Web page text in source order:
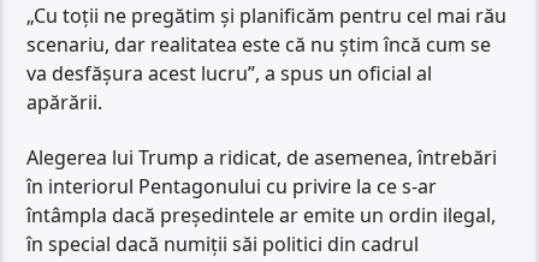
„Cu toții ne pregătim și planificăm pentru cel mai rău
scenariu, dar realitatea este că nu știm încă cum se
va desfășura acest lucru”, a spus un oficial al
apărării.
Alegerea lui Trump a ridicat, de asemenea, întrebări
în interiorul Pentagonului cu privire la ce s-ar
întâmpla dacă președintele ar emite un ordin ilegal,
în special dacă numiții săi politici din cadrul